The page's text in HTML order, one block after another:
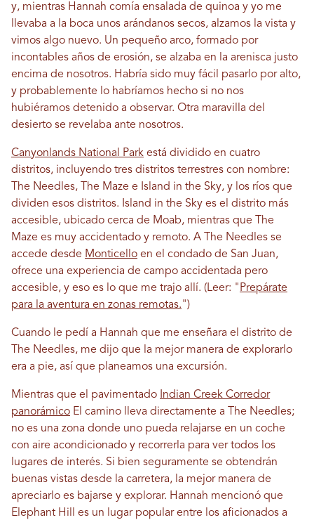
y, mientras Hannah comía ensalada de quinoa y yo me
llevaba a la boca unos arándanos secos, alzamos la vista y
vimos algo nuevo. Un pequeño arco, formado por
incontables años de erosión, se alzaba en la arenisca justo
encima de nosotros. Habría sido muy fácil pasarlo por alto,
y probablemente lo habríamos hecho si no nos
hubiéramos detenido a observar. Otra maravilla del
desierto se revelaba ante nosotros.
Canyonlands National Park está dividido en cuatro
distritos, incluyendo tres distritos terrestres con nombre:
The Needles, The Maze e Island in the Sky, y los ríos que
dividen esos distritos. Island in the Sky es el distrito más
accesible, ubicado cerca de Moab, mientras que The
Maze es muy accidentado y remoto. A The Needles se
accede desde Monticello en el condado de San Juan,
ofrece una experiencia de campo accidentada pero
accesible, y eso es lo que me trajo allí. (Leer: " Prepárate
para la aventura en zonas remotas.")
Cuando le pedí a Hannah que me enseñara el distrito de
The Needles, me dijo que la mejor manera de explorarlo
era a pie, así que planeamos una excursión.
Mientras que el pavimentado Indian Creek Corredor
panorámico El camino lleva directamente a The Needles;
no es una zona donde uno pueda relajarse en un coche
con aire acondicionado y recorrerla para ver todos los
lugares de interés. Si bien seguramente se obtendrán
buenas vistas desde la carretera, la mejor manera de
apreciarlo es bajarse y explorar. Hannah mencionó que
Elephant Hill es un lugar popular entre los aficionados a